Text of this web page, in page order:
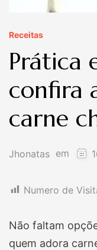
Receitas
Prática
confira
carne
Jhonatas em
Numero de
Não faltam
quem adora